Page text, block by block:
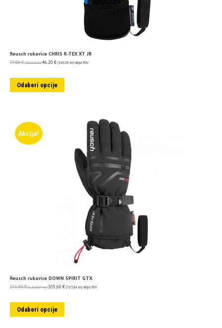
Reusch rukavice CHRIS R-TEX XT JR
77.00€ (580.16 kn) 46.20 € (348.09 kn) uključ. PDV
Odaberi opcije
Akcija!
Reusch rukavice DOWN SPIRIT GTX
176.00€ (1,326.07 kn) 105.60 € (795.64 kn) uključ. PDV
Odaberi opcije